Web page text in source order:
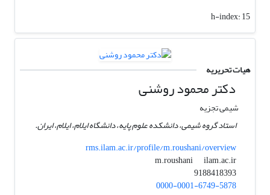
h-index:15
هیات تحریریه
دکتر محمود روشنی
شیمی تجزیه
استاد گروه شیمی، دانشکده علوم پایه، دانشگاه ایلام، ایلام، ایران.
rms.ilam.ac.ir/profile/m.roushani/overview
m.roushani
ilam.ac.ir
9188418393
0000-0001-6749-5878